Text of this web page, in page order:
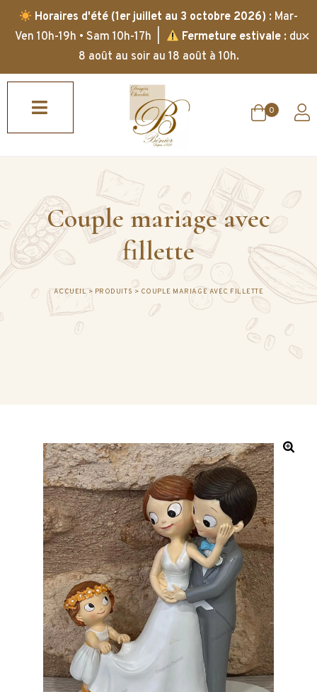
Horaires d'été (1er juillet au 3 octobre 2026) : Mar-
Ven 10h-19h • Sam 10h-17h |
Fermeture estivale: du
8 août au soir au 18 août à 10h.
✕
0
Couple mariage avec
fillette
ACCUEIL> PRODUITS > COUPLE MARIAGE AVEC FILLETTE